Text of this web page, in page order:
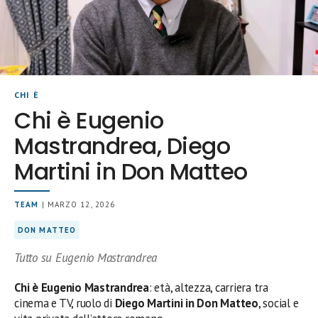
CHI È
Chi è Eugenio
Mastrandrea, Diego
Martini in Don Matteo
TEAM | MARZO 12, 2026
DON MATTEO
Tutto su Eugenio Mastrandrea
Chi è Eugenio Mastrandrea: età, altezza, carriera tra
cinema e TV, ruolo di Diego Martini in Don Matteo, social e